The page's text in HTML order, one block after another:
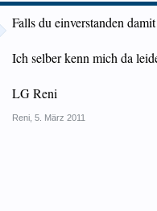
Falls du einverstanden
Ich selber kenn mich da
LG Reni
Reni 5. März 2011